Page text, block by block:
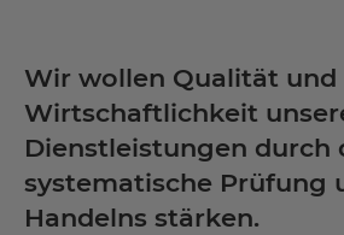
Wir wollen Qualität und
Wirtschaftlichkeit
Dienstleistungen durch
systematische Prüfung
Handelns stärken.